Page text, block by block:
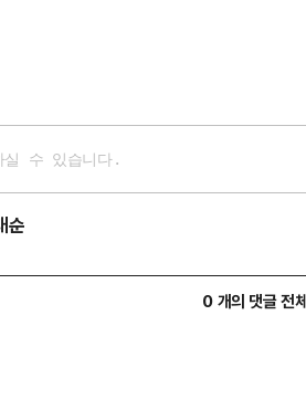
순
0 개의 댓글 전